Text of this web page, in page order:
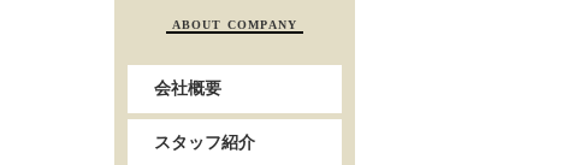
ABOUT COMPANY
会社概要
スタッフ紹介